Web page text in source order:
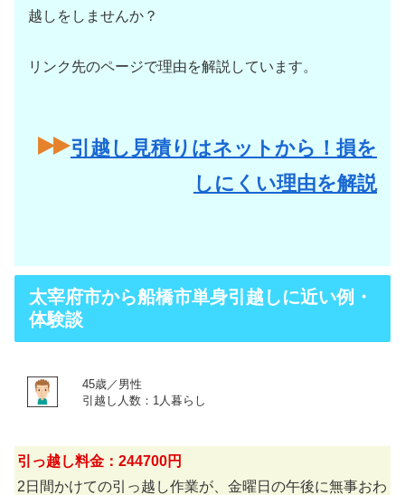
越しをしませんか？
リンク先のページで理由を解説しています。
引越し見積りはネットから！損を
しにくい理由を解説
太宰府市から船橋市単身引越しに近い例・
体験談
45歳／男性
引越し人数：1人暮らし
引っ越し料金：244700円
2日間かけての引っ越し作業が、金曜日の午後に無事おわ